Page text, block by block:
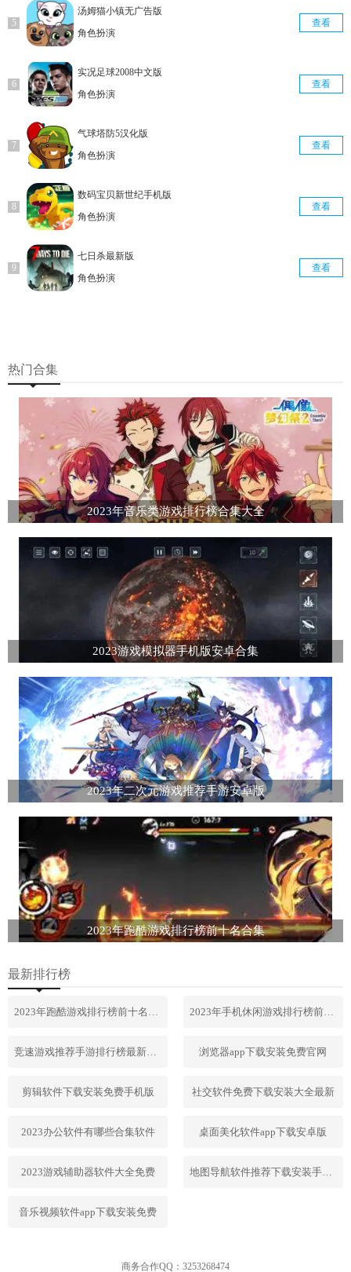
汤姆猫小镇无广告版
角色扮演
查看
实况足球2008中文版
角色扮演
查看
气球塔防5汉化版
角色扮演
查看
数码宝贝新世纪手机版
角色扮演
查看
七日杀最新版
角色扮演
查看
热门合集
2023年音乐类游戏排行榜合集大全
2023游戏模拟器手机版安卓合集
2023年二次元游戏推荐手游安卓版
2023年跑酷游戏排行榜前十名合集
最新排行榜
2023年跑酷游戏排行榜前十名合集 2023年手机休闲游戏排行榜前十名
竞速游戏推荐手游排行榜最新2023 浏览器app下载安装免费官网
剪辑软件下载安装免费手机版 社交软件免费下载安装大全最新
2023办公软件有哪些合集软件 桌面美化软件app下载安卓版
2023游戏辅助器软件大全免费 地图导航软件推荐下载安装手机版
音乐视频软件app下载安装免费
商务合作QQ：3253268474